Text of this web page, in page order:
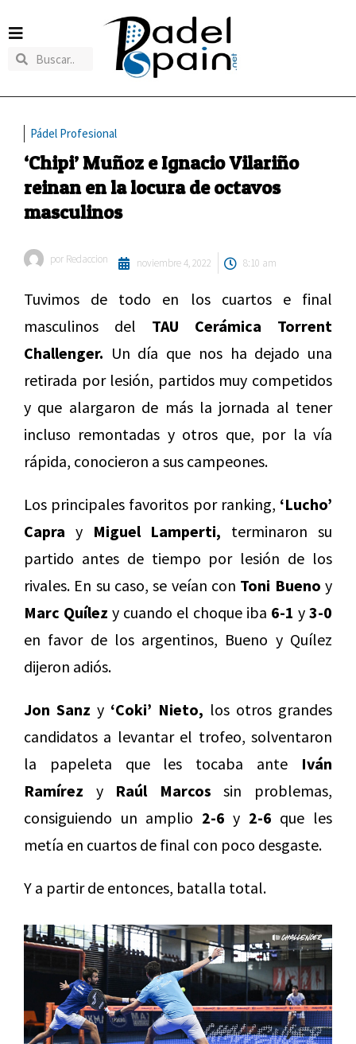
Pádel Profesional
‘Chipi’ Muñoz e Ignacio Vilariño
reinan en la locura de octavos
masculinos
por Redaccion noviembre 4, 2022 8:10 am
Tuvimos de todo en los cuartos e final
masculinos del TAU Cerámica Torrent
Challenger. Un día que nos ha dejado una
retirada por lesión, partidos muy competidos
y que alargaron de más la jornada al tener
incluso remontadas y otros que, por la vía
rápida, conocieron a sus campeones.
Los principales favoritos por ranking, ‘Lucho’
Capra y Miguel Lamperti, terminaron su
partido antes de tiempo por lesión de los
rivales. En su caso, se veían con Toni Bueno y
Marc Quílez y cuando el choque iba 6-1 y 3-0
en favor de los argentinos, Bueno y Quílez
dijeron adiós.
Jon Sanz y ‘Coki’ Nieto, los otros grandes
candidatos a levantar el trofeo, solventaron
la papeleta que les tocaba ante Iván
Ramírez y Raúl Marcos sin problemas,
consiguiendo un amplio 2-6 y 2-6 que les
metía en cuartos de final con poco desgaste.
Y a partir de entonces, batalla total.